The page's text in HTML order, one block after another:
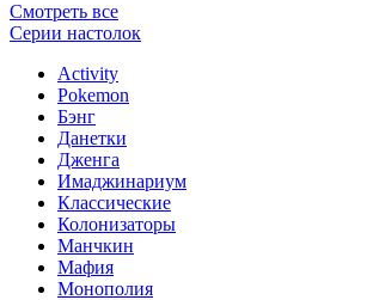
Смотреть все
Серии настолок
Activity
Pokemon
Бэнг
Данетки
Дженга
Имаджинариум
Классические
Колонизаторы
Манчкин
Мафия
Монополия